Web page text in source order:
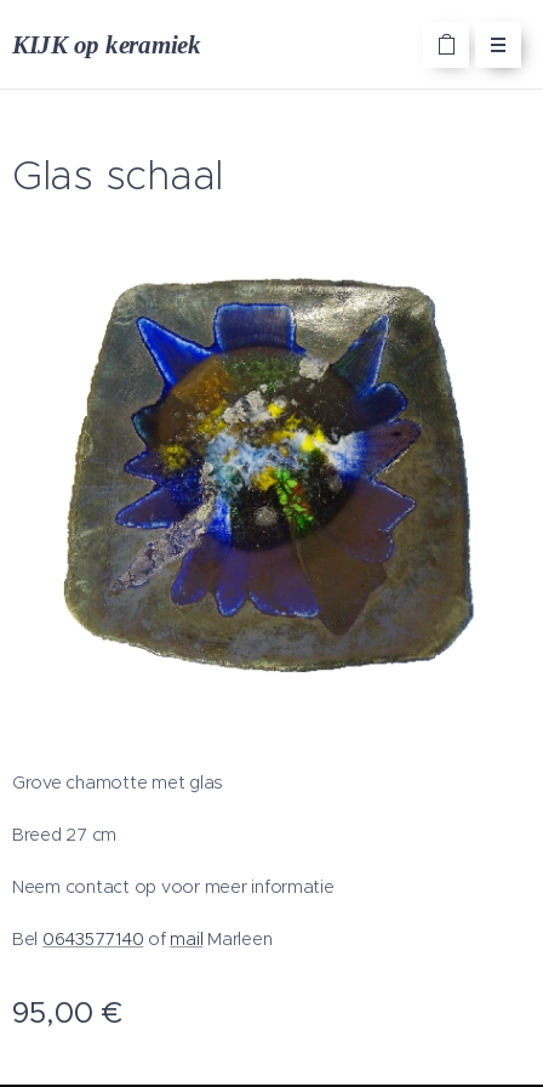
KIJK op keramiek
Glas schaal
Grove chamotte met glas
Breed 27 cm
Neem contact op voor meer informatie
Bel 0643577140 of mail Marleen
95,00 €